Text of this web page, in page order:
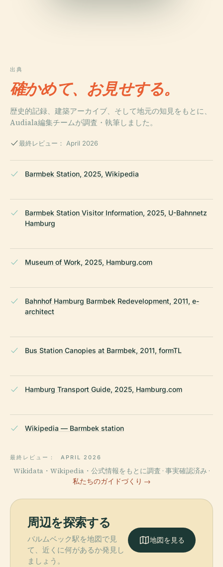
出典
確かめて、お見せする。
歴史的記録、建築アーカイブ、そして地元の知見をもとに、
Audiala編集チームが調査・執筆しました。
最終レビュー： April 2026
Barmbek Station, 2025, Wikipedia
Barmbek Station Visitor Information, 2025, U-Bahnnetz
Hamburg
Museum of Work, 2025, Hamburg.com
Bahnhof Hamburg Barmbek Redevelopment, 2011, e-
architect
Bus Station Canopies at Barmbek, 2011, formTL
Hamburg Transport Guide, 2025, Hamburg.com
Wikipedia — Barmbek station
最終レビュー： APRIL 2026
Wikidata・Wikipedia・公式情報をもとに調査 · 事実確認済み ·
私たちのガイドづくり →
周辺を探索する
バルムベック駅を地図で見
て、近くに何があるか発見し
ましょう。
地図を見る